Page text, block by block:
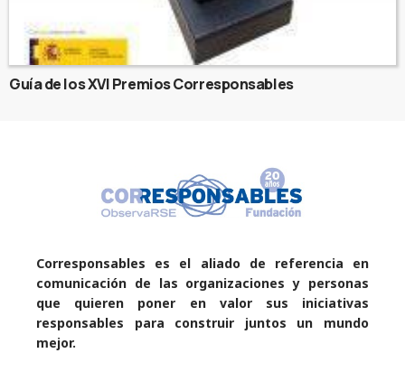
Guía de los XVI Premios Corresponsables
Corresponsables es el aliado de referencia en
comunicación de las organizaciones y personas
que quieren poner en valor sus iniciativas
responsables para construir juntos un mundo
mejor.